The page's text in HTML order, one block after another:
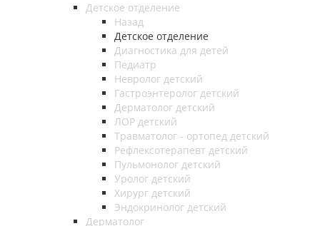
Детское отделение
Назад
Детское отделение
Диагностика для детей
Педиатр
Невролог детский
Гастроэнтеролог детский
Дерматолог детский
ЛОР детский
Травматолог - ортопед детский
Рефлексотерапевт детский
Пульмонолог детский
Уролог детский
Хирург детский
Эндокринолог детский
Дерматолог